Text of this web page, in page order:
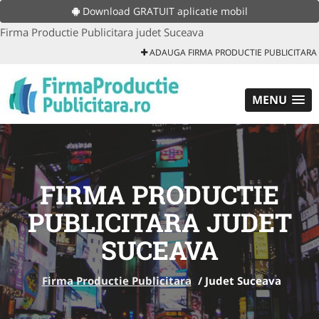
Download GRATUIT aplicatie mobil
Firma Productie Publicitara judet Suceava
ADAUGA FIRMA PRODUCTIE PUBLICITARA
MENU
FIRMA PRODUCTIE
PUBLICITARA JUDET
SUCEAVA
Firma Productie Publicitara / Judet Suceava